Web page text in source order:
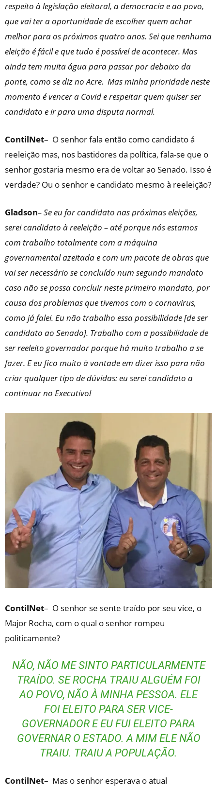
respeito à legislação eleitoral, a democracia e ao povo,
que vai ter a oportunidade de escolher quem achar
melhor para os próximos quatro anos. Sei que nenhuma
eleição é fácil e que tudo é possível de acontecer. Mas
ainda tem muita água para passar por debaixo da
ponte, como se diz no Acre. Mas minha prioridade neste
momento é vencer a Covid e respeitar quem quiser ser
candidato e ir para uma disputa normal.
ContilNet– O senhor fala então como candidato á
reeleição mas, nos bastidores da política, fala-se que o
senhor gostaria mesmo era de voltar ao Senado. Isso é
verdade? Ou o senhor e candidato mesmo à reeleição?
Gladson– Se eu for candidato nas próximas eleições,
serei candidato à reeleição – até porque nós estamos
com trabalho totalmente com a máquina
governamental azeitada e com um pacote de obras que
vai ser necessário se concluído num segundo mandato
caso não se possa concluir neste primeiro mandato, por
causa dos problemas que tivemos com o cornavirus,
como já falei. Eu não trabalho essa possibilidade [de ser
candidato ao Senado]. Trabalho com a possibilidade de
ser reeleito governador porque há muito trabalho a se
fazer. E eu fico muito à vontade em dizer isso para não
criar qualquer tipo de dúvidas: eu serei candidato a
continuar no Executivo!
ContilNet– O senhor se sente traído por seu vice, o
Major Rocha, com o qual o senhor rompeu
politicamente?
NÃO, NÃO ME SINTO PARTICULARMENTE
TRAÍDO. SE ROCHA TRAIU ALGUÉM FOI
AO POVO, NÃO À MINHA PESSOA. ELE
FOI ELEITO PARA SER VICE-
GOVERNADOR E EU FUI ELEITO PARA
GOVERNAR O ESTADO. A MIM ELE NÃO
TRAIU. TRAIU A POPULAÇÃO.
ContilNet– Mas o senhor esperava o atual